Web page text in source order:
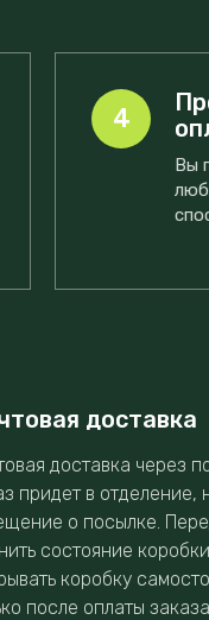
4
Вы
доставка
доставка через
придет в отделение,
о посылке.
состояние
коробку
после оплаты